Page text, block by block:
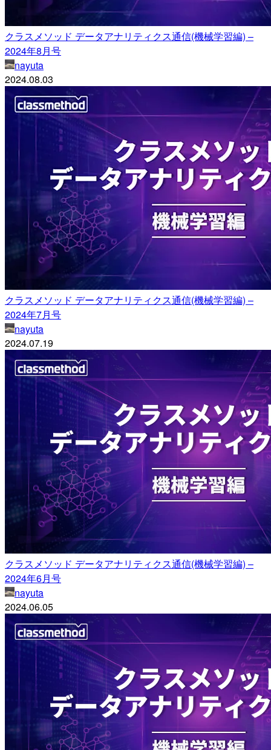
クラスメソッド データアナリティクス通信(機械学習編) –
2024年8月号
nayuta
2024.08.03
クラスメソッド データアナリティクス通信(機械学習編) –
2024年7月号
nayuta
2024.07.19
クラスメソッド データアナリティクス通信(機械学習編) –
2024年6月号
nayuta
2024.06.05